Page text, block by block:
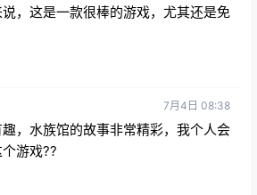
，水族馆的故事非常精彩，我个人会
游戏??